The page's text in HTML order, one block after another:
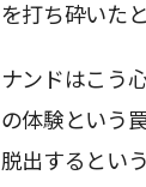
を打ち砕いた
ナンドはこう
の体験という
脱出するとい